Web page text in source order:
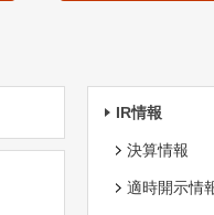
IR情報
決算情報
適時開示情